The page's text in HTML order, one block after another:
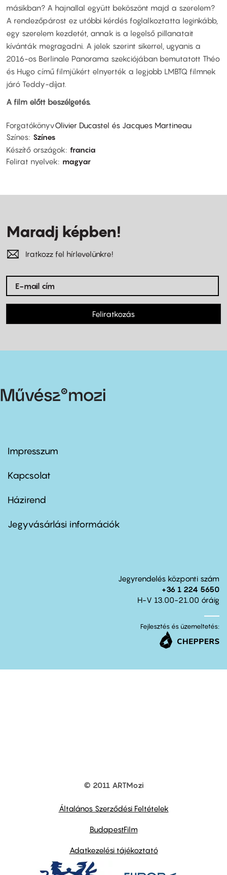
másikban? A hajnallal együtt beköszönt majd a szerelem?
A rendezőpárost ez utóbbi kérdés foglalkoztatta leginkább,
egy szerelem kezdetét, annak is a legelső pillanatait
kívánták megragadni. A jelek szerint sikerrel, ugyanis a
2016-os Berlinale Panorama szekciójában bemutatott Théo
és Hugo című filmjükért elnyerték a legjobb LMBTQ filmnek
járó Teddy-díjat.
A film előtt beszélgetés.
ForgatókönyvOlivier Ducastel és Jacques Martineau
Színes Színes
Készítő országok francia
Felirat nyelvek
magyar
Maradj képben!
Iratkozz fel hírlevelünkre!
Feliratkozás
Footer
first
Impresszum
Kapcsolat
Footer
second
Házirend
Jegyvásárlási információk
Jegyrendelés központi szám
+36 1 224 5650
H-V 13.00-21.00 óráig
Fejlesztés és üzemeltetés:
© 2011 ARTMozi
Általános Szerződési Feltételek
BudapestFilm
Adatkezelési tájékoztató